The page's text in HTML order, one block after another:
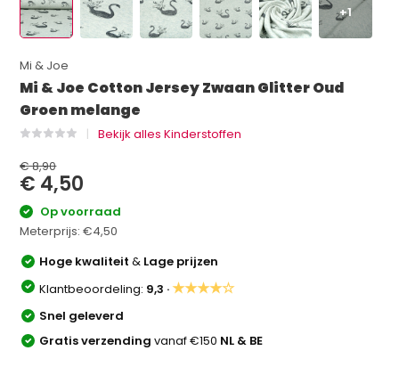
+1
Mi & Joe
Mi & Joe Cotton Jersey Zwaan Glitter Oud
Groen melange
Bekijk alles Kinderstoffen
€ 8,90
€ 4,50
Op voorraad
Meterprijs:€4,50
Hoge kwaliteit& Lage prijzen
Klantbeoordeling: 9,3 ·★★★★☆
Snel geleverd
Gratis verzendingvanaf €150 NL & BE